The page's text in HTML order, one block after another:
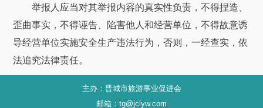
举报人应当对其举报内容的真实性负责，不得捏造、
歪曲事实，不得诬告、陷害他人和经营单位，不得故意诱
导经营单位实施安全生产违法行为，否则，一经查实，依
法追究法律责任。
主办：晋城市旅游事业促进会
邮箱：tg@jclyw.com